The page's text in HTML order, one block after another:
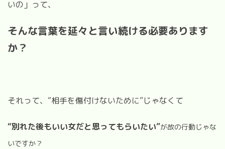
いの」って、
そんな言葉を延々と言い続ける必要あります
か？
それって、“相手を傷付けないために”じゃなくて
“別れた後もいい女だと思ってもらいたい”が故の行動じゃな
いですか？